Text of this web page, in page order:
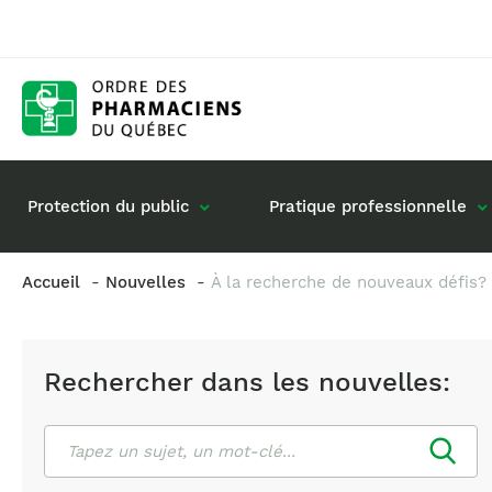
Protection du public
Vos questions :
Pratique professionnelle
Exercice en société
Commande de matériel
Accueil Nouvelles À la recherche de nouveaux
Rechercher dans les nouvelles: